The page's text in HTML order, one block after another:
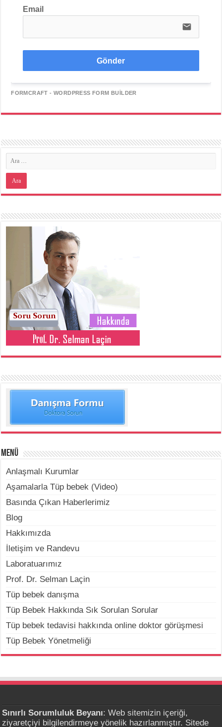
Email
email
Gönder
FORMCRAFT - WORDPRESS FORM BUILDER
Menü
Anlaşmalı Kurumlar
Aşamalarla Tüp bebek (Video)
Basında Çıkan Haberlerimiz
Blog
Hakkımızda
İletişim ve Randevu
Laboratuarımız
Prof. Dr. Selman Laçin
Tüp bebek danışma
Tüp Bebek Hakkında Sık Sorulan Sorular
Tüp bebek tedavisi hakkında online doktor görüşmesi
Tüp Bebek Yönetmeliği
Sınırlı Sorumluluk Beyanı: Web sitemizin içeriği,
ziyaretçiyi bilgilendirmeye yönelik hazırlanmıştır. Sitede